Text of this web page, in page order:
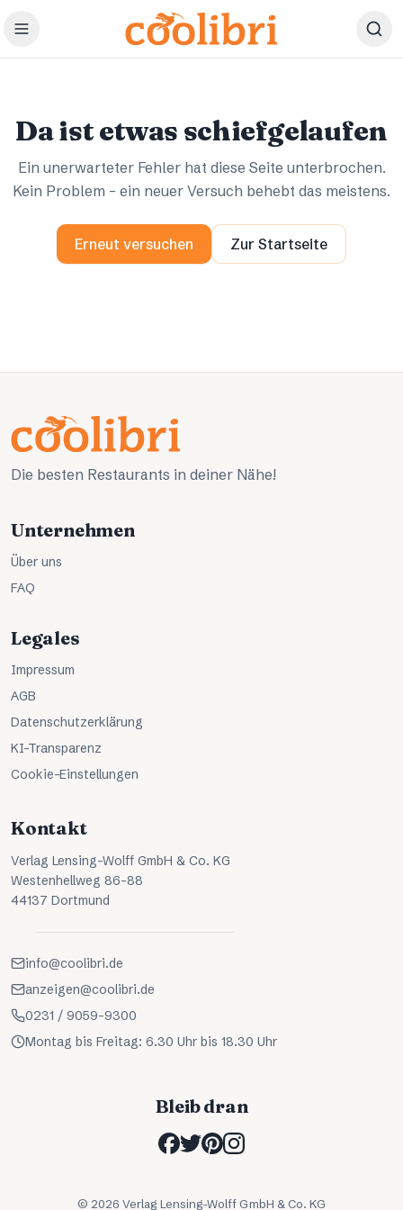
Zum Hauptinhalt springen
Da ist etwas schiefgelaufen
Ein unerwarteter Fehler hat diese Seite unterbrochen.
Kein Problem – ein neuer Versuch behebt das meistens.
Erneut versuchen Zur Startseite
Die besten Restaurants in deiner Nähe!
Unternehmen
Über uns
FAQ
Legales
Impressum
AGB
Datenschutzerklärung
KI-Transparenz
Cookie-Einstellungen
Kontakt
Verlag Lensing-Wolff GmbH & Co. KG
Westenhellweg 86-88
44137 Dortmund
info@coolibri.de
anzeigen@coolibri.de
0231 / 9059-9300
Montag bis Freitag: 6.30 Uhr bis 18.30 Uhr
Bleib dran
© 2026 Verlag Lensing-Wolff GmbH & Co. KG